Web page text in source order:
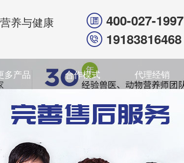
养与健康
400-027-1997
19183816468
多产品 合作模式 代理经销